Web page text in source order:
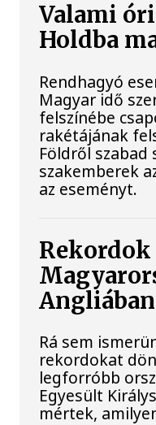
Valami
Holdba
Rendhagyó
Magyar idő
felszínébe
rakétájának
Földről
szakemberek
az eseményt.
Rekordok
Rá sem
rekordokat
legforróbb
Egyesült
mértek,